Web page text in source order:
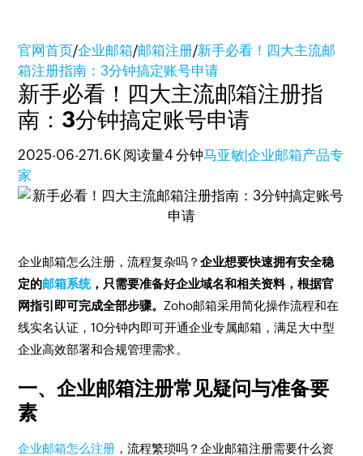
官网首页/企业邮箱/邮箱注册/新手必看！四大主流邮
箱注册指南：3分钟搞定账号申请
新手必看！四大主流邮箱注册指
南：3分钟搞定账号申请
2025-06-271.6K 阅读量4 分钟马亚敏|企业邮箱产品专
家
企业邮箱怎么注册，流程复杂吗？企业想要快速拥有安全稳
定的邮箱系统，只需要准备好企业域名和相关资料，根据官
网指引即可完成全部步骤。 Zoho邮箱采用简化操作流程和在
线实名认证，10分钟内即可开通企业专属邮箱，满足大中型
企业高效部署和合规管理需求。
一、企业邮箱注册常见疑问与准备要
素
企业邮箱怎么注册 ，流程繁琐吗？企业邮箱注册需要什么资